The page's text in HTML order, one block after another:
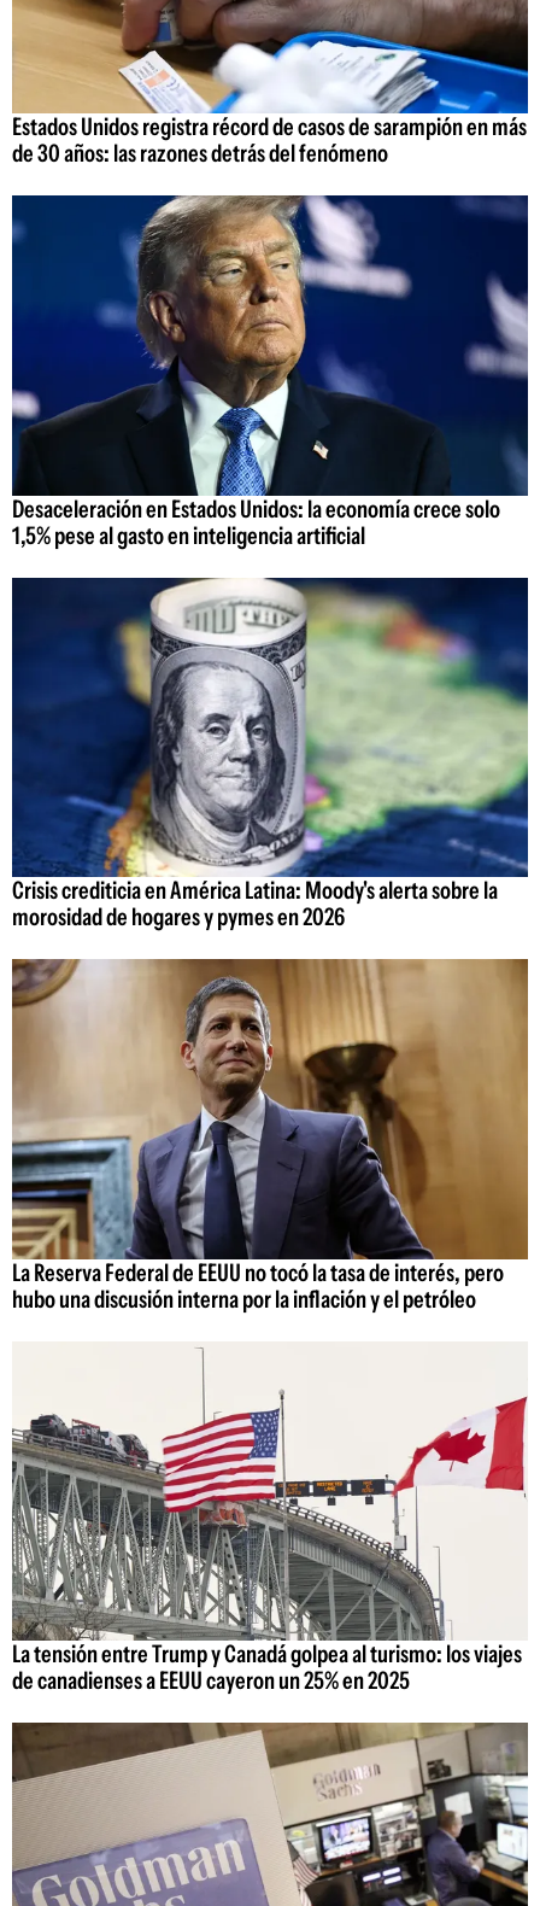
Estados Unidos registra récord de casos de sarampión en más
de 30 años: las razones detrás del fenómeno
Desaceleración en Estados Unidos: la economía crece solo
1,5% pese al gasto en inteligencia artificial
Crisis crediticia en América Latina: Moody's alerta sobre la
morosidad de hogares y pymes en 2026
La Reserva Federal de EEUU no tocó la tasa de interés, pero
hubo una discusión interna por la inflación y el petróleo
La tensión entre Trump y Canadá golpea al turismo: los viajes
de canadienses a EEUU cayeron un 25% en 2025